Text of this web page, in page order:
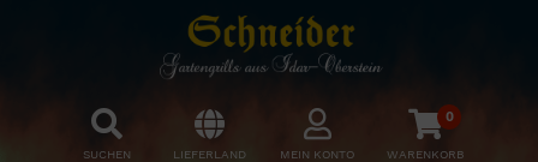
SUCHEN LIEFERLAND MEIN KONTO
0
WARENKORB